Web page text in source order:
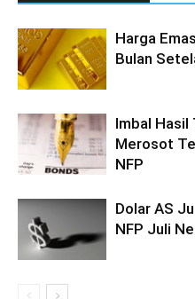
Harga
Bulan
Imbal Hasil
Merosot
NFP
Dolar AS
NFP Juli